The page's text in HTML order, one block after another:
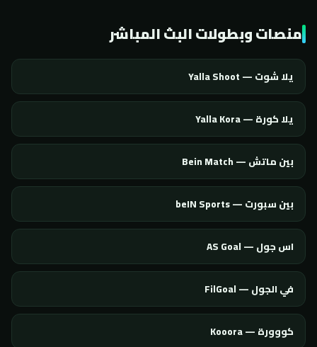
منصات وبطولات البث المباشر
يلا شوت — Yalla Shoot
يلا كورة — Yalla Kora
بين ماتش — Bein Match
بين سبورت — beIN Sports
اس جول — AS Goal
في الجول — FilGoal
كووورة — Kooora